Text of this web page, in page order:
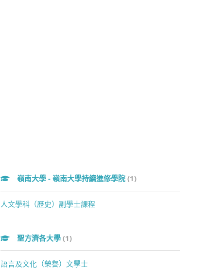
嶺南大學 - 嶺南大學持續進修學院(1)
人文學科（歷史）副學士課程
聖方濟各大學(1)
語言及文化（榮譽）文學士